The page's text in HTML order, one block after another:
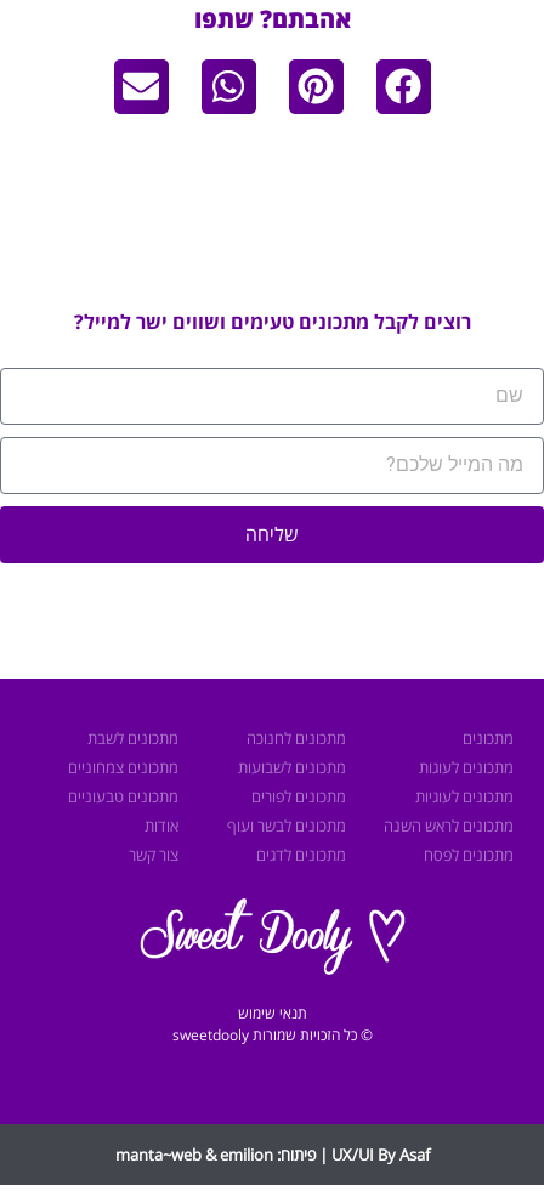
אהבתם? שתפו
רוצים לקבל מתכונים טעימים ושווים ישר למייל?
שליחה
מתכונים
מתכונים לעוגות
מתכונים לעוגיות
מתכונים לראש השנה
מתכונים לפסח
מתכונים לחנוכה
מתכונים לשבועות
מתכונים לפורים
מתכונים לבשר ועוף
מתכונים לדגים
מתכונים לשבת
מתכונים צמחוניים
מתכונים טבעוניים
אודות
צור קשר
תנאי שימוש
© כל הזכויות שמורות sweetdooly
UX/UI By Asaf | פיתוח: manta~web&emilion